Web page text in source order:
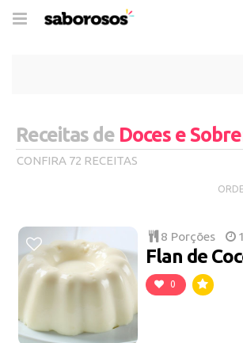
Trocar
Receitas de Doces e
CONFIRA 72 RECEITAS
8 Porções
Flan de
0